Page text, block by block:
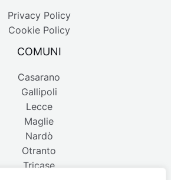
Privacy Policy
Cookie Policy
COMUNI
Casarano
Gallipoli
Lecce
Maglie
Nardò
Otranto
Tricase